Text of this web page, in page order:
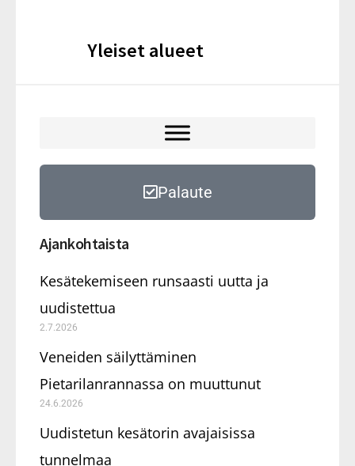
Yleiset alueet
Palaute
Ajankohtaista
Kesätekemiseen runsaasti uutta ja
uudistettua
2.7.2026
Veneiden säilyttäminen
Pietarilanrannassa on muuttunut
24.6.2026
Uudistetun kesätorin avajaisissa
tunnelmaa